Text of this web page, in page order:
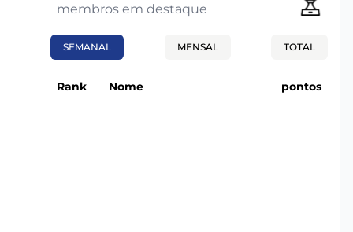
membros em destaque
SEMANAL MENSAL TOTAL
Rank Nome pontos